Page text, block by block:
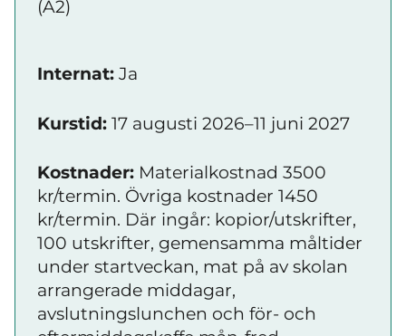
(A2)
Internat: Ja
Kurstid: 17 augusti 2026–11 juni 2027
Kostnader: Materialkostnad 3500
kr/termin. Övriga kostnader 1450
kr/termin. Där ingår: kopior/utskrifter,
100 utskrifter, gemensamma måltider
under startveckan, mat på av skolan
arrangerade middagar,
avslutningslunchen och för- och